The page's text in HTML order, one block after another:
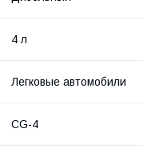
4 л
Легковые автомобили
CG-4